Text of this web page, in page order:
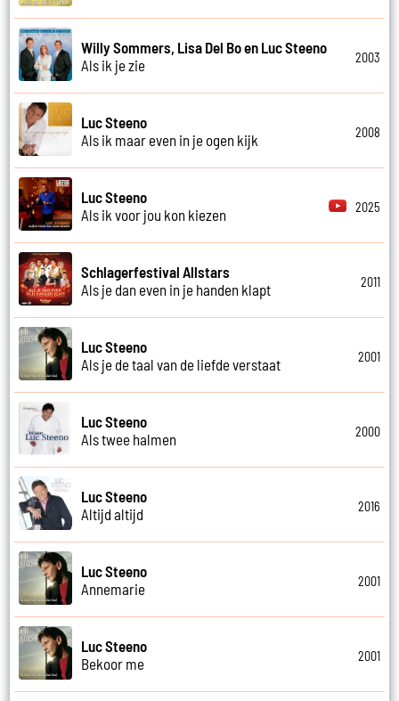
Willy Sommers, Lisa Del Bo en Luc Steeno
Als ik je zie
2003
Luc Steeno
Als ik maar even in je ogen kijk
2008
Luc Steeno
Als ik voor jou kon kiezen
2025
Schlagerfestival Allstars
Als je dan even in je handen klapt
2011
Luc Steeno
Als je de taal van de liefde verstaat
2001
Luc Steeno
Als twee halmen
2000
Luc Steeno
Altijd altijd
2016
Luc Steeno
Annemarie
2001
Luc Steeno
Bekoor me
2001